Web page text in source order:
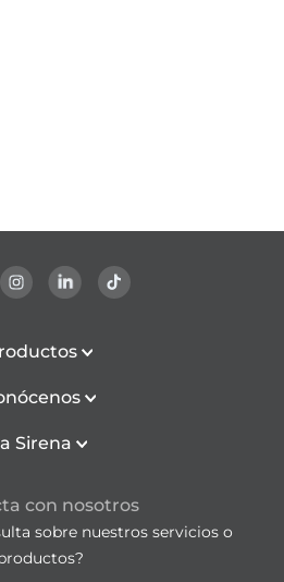
Sirena
con nosotros
sobre nuestros servicios o